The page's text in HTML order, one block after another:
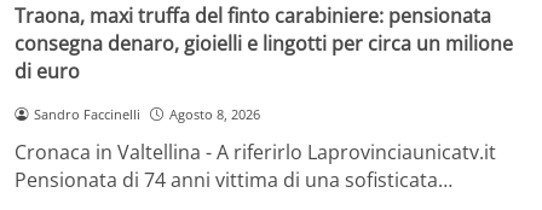
Traona, maxi truffa del finto carabiniere: pensionata
consegna denaro, gioielli e lingotti per circa un milione
di euro
Sandro Faccinelli Agosto 8, 2026
Cronaca in Valtellina - A riferirlo Laprovinciaunicatv.it
Pensionata di 74 anni vittima di una sofisticata…